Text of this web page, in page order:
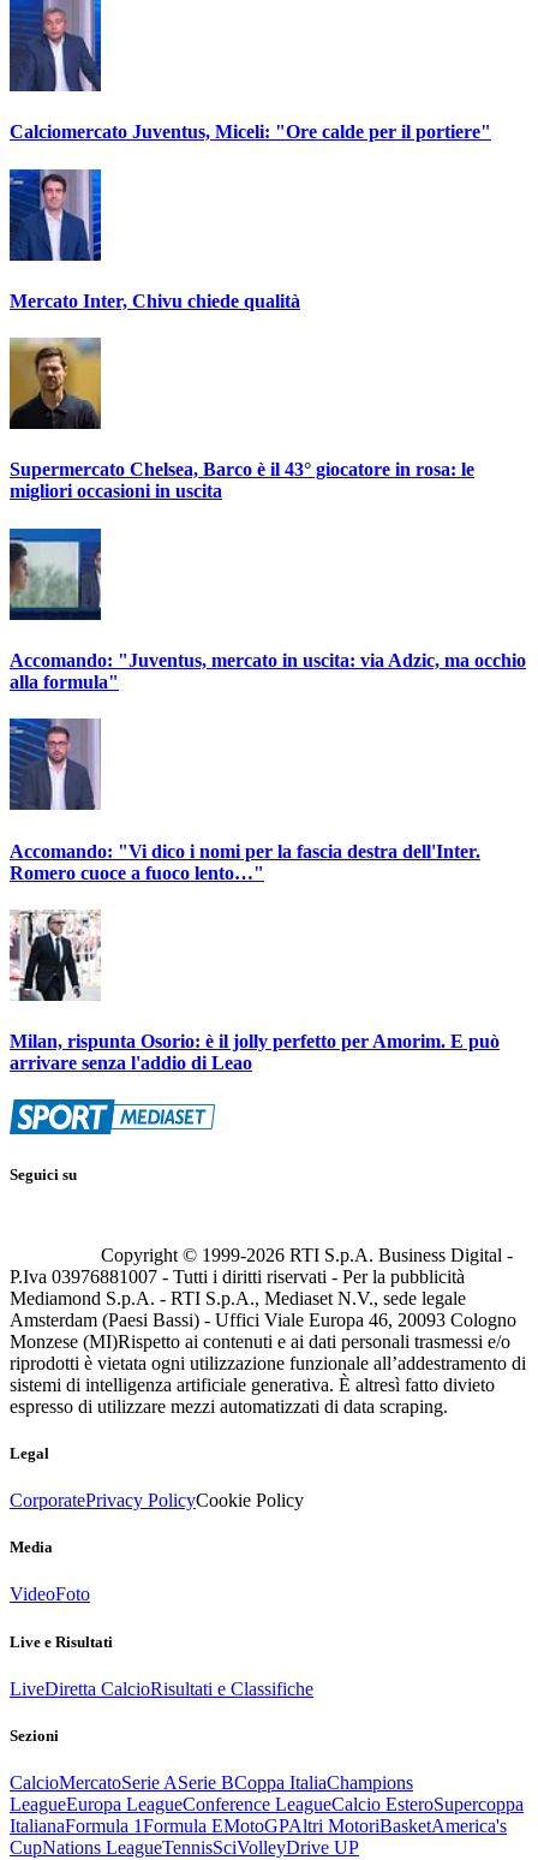
Calciomercato Juventus, Miceli: "Ore calde per il portiere"
Mercato Inter, Chivu chiede qualità
Supermercato Chelsea, Barco è il 43° giocatore in rosa: le
migliori occasioni in uscita
Accomando: "Juventus, mercato in uscita: via Adzic, ma occhio
alla formula"
Accomando: "Vi dico i nomi per la fascia destra dell'Inter.
Romero cuoce a fuoco lento…"
Milan, rispunta Osorio: è il jolly perfetto per Amorim. E può
arrivare senza l'addio di Leao
Seguici su
Copyright © 1999-2026 RTI S.p.A. Business Digital -
P.Iva 03976881007 - Tutti i diritti riservati - Per la pubblicità
Mediamond S.p.A. - RTI S.p.A., Mediaset N.V., sede legale
Amsterdam (Paesi Bassi) - Uffici Viale Europa 46, 20093 Cologno
Monzese (MI)Rispetto ai contenuti e ai dati personali trasmessi e/o
riprodotti è vietata ogni utilizzazione funzionale all’addestramento di
sistemi di intelligenza artificiale generativa. È altresì fatto divieto
espresso di utilizzare mezzi automatizzati di data scraping.
Legal
CorporatePrivacy PolicyCookie Policy
Media
VideoFoto
Live e Risultati
LiveDiretta CalcioRisultati e Classifiche
Sezioni
CalcioMercatoSerie ASerie BCoppa ItaliaChampions
LeagueEuropa LeagueConference LeagueCalcio EsteroSupercoppa
ItalianaFormula 1Formula EMotoGPAltri MotoriBasketAmerica's
CupNations LeagueTennisSciVolleyDrive UP